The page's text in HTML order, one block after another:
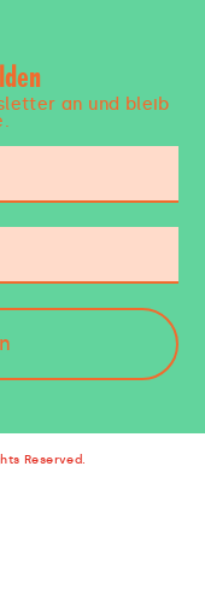
an und bleib
Reserved.